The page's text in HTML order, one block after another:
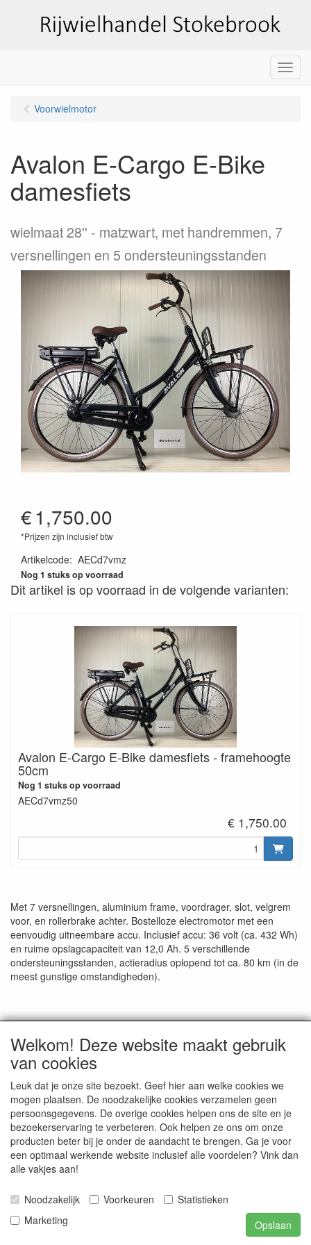
Menu
Voorwielmotor
Avalon E-Cargo E-Bike
damesfiets
wielmaat 28''
matzwart, met handremmen, 7
versnellingen en 5 ondersteuningsstanden
€1,750.00
*Prijzen zijn inclusief btw
Artikelcode: AECd7vmz
Nog 1 stuks op voorraad
Dit artikel is op voorraad in de volgende varianten:
Avalon E-Cargo E-Bike damesfiets - framehoogte
50cm
Nog 1 stuks op voorraad
AECd7vmz50
€ 1,750.00
Met 7 versnellingen, aluminium frame, voordrager, slot, velgrem
voor, en rollerbrake achter. Bostelloze electromotor met een
eenvoudig uitneembare accu. Inclusief accu: 36 volt (ca. 432 Wh)
en ruime opslagcapaciteit van 12,0 Ah. 5 verschillende
ondersteuningsstanden, actieradius oplopend tot ca. 80 km (in de
meest gunstige omstandigheden).
CONTACTGEGEVENS
Rijwielhandel Stokebrook
Stadsweg 27
9917 PV Wirdum (Gn.)
E-mail: stokebrook@xs4all.nl
Telefoon: 0596 - 571646
Publicatie van inhoud van deze website is, in alle vormen,
uitsluitend voorbehouden aan Stokebrook Rijwielhandel te
Welkom! Deze website maakt gebruik
van cookies
Leuk dat je onze site bezoekt. Geef hier aan welke cookies we
mogen plaatsen. De noodzakelijke cookies verzamelen geen
persoonsgegevens. De overige cookies helpen ons de site en je
bezoekerservaring te verbeteren. Ook helpen ze ons om onze
producten beter bij je onder de aandacht te brengen. Ga je voor
een optimaal werkende website inclusief alle voordelen? Vink dan
alle vakjes aan!
Noodzakelijk Voorkeuren
Statistieken
Marketing
Opslaan